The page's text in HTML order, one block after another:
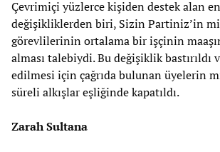
Çevrimiçi yüzlerce kişiden destek alan
değişikliklerden biri, Sizin Partiniz’in
görevlilerinin ortalama bir işçinin
alması talebiydi. Bu değişiklik bastırıldı
edilmesi için çağrıda bulunan üyelerin
süreli alkışlar eşliğinde kapatıldı.
Zarah Sultana